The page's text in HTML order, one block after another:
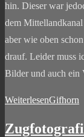
hin. Dieser war
dem
aber wie oben
drauf. Leider muss
Bilder und auch
WeiterlesenGifhorn